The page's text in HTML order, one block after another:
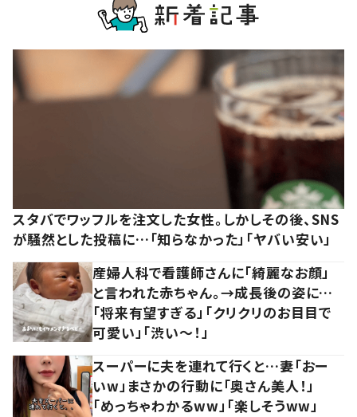
スタバでワッフルを注文した女性。しかしその後、SNS
が騒然とした投稿に…「知らなかった」「ヤバい安い」
産婦人科で看護師さんに「綺麗なお顔」
と言われた赤ちゃん。→成長後の姿に…
「将来有望すぎる」「クリクリのお目目で
可愛い」「渋い～！」
スーパーに夫を連れて行くと…妻「おー
いw」まさかの行動に「奥さん美人！」
「めっちゃわかるww」「楽しそうww」